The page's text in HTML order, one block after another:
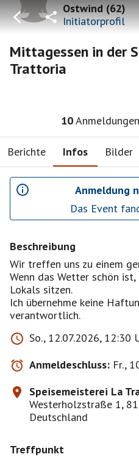
Ostwind(62)
Initiatorprofil
Mittagessen in der
Trattoria
10Anmeldungen
Berichte Infos Bilder
Anmeldung
Das Event
Beschreibung
Wir treffen uns zu einem
Wenn das Wetter schön
Lokals sitzen.
Ich übernehme keine
So., 12.07.2026, 12:30
Anmeldeschluss: Fr.,
Speisemeisterei La
Westerholzstraße 1,
Deutschland
Treffpunkt